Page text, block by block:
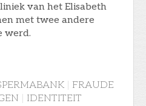
van het Elisabeth
met twee andere
werd.
FRAUDE
IDENTITEIT